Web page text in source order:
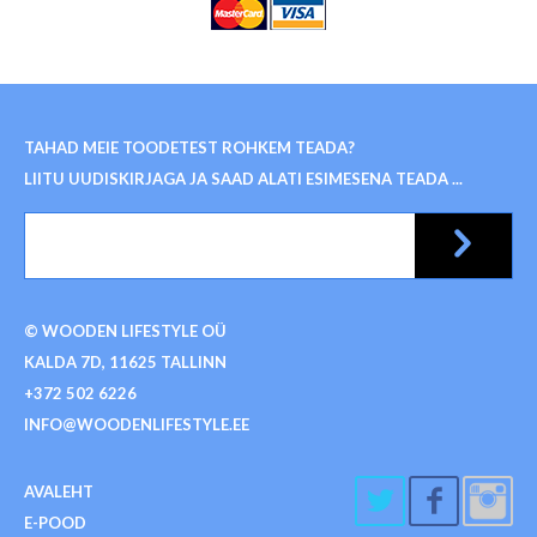
TAHAD MEIE TOODETEST ROHKEM TEADA?
LIITU UUDISKIRJAGA JA SAAD ALATI ESIMESENA TEADA ...
© WOODEN LIFESTYLE OÜ
KALDA 7D, 11625 TALLINN
+372 502 6226
INFO@WOODENLIFESTYLE.EE
AVALEHT
E-POOD